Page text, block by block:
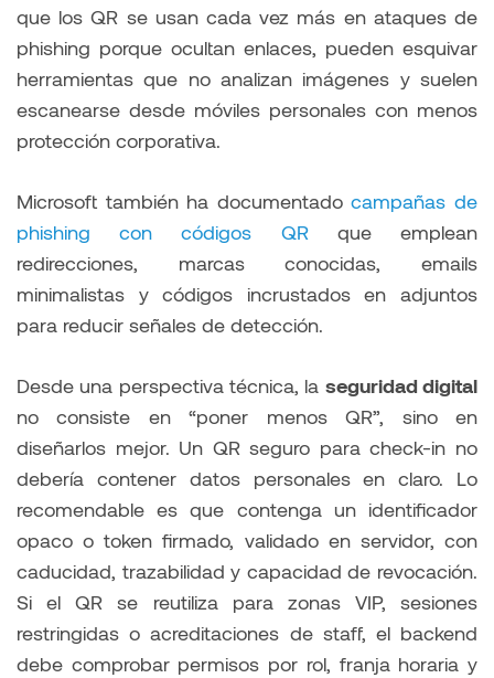
que los QR se usan cada vez más en ataques de
phishing porque ocultan enlaces, pueden esquivar
herramientas que no analizan imágenes y suelen
escanearse desde móviles personales con menos
protección corporativa.
Microsoft también ha documentadocampañas de
phishing con códigos QRque emplean
redirecciones, marcas conocidas, emails
minimalistas y códigos incrustados en adjuntos
para reducir señales de detección.
Desde una perspectiva técnica, la seguridad digital
no consiste en “poner menos QR”, sino en
diseñarlos mejor. Un QR seguro para check-in no
debería contener datos personales en claro. Lo
recomendable es que contenga un identificador
opaco o token firmado, validado en servidor, con
caducidad, trazabilidad y capacidad de revocación.
Si el QR se reutiliza para zonas VIP, sesiones
restringidas o acreditaciones de staff, el backend
debe comprobar permisos por rol, franja horaria y